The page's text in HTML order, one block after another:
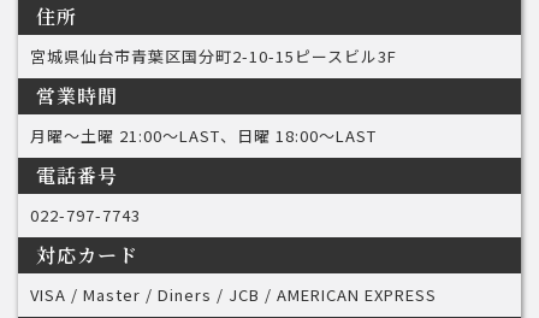
住所
宮城県仙台市青葉区国分町2-10-15ピースビル3F
営業時間
月曜〜土曜 21:00〜LAST、日曜 18:00〜LAST
電話番号
022-797-7743
対応カード
VISA / Master / Diners / JCB / AMERICAN EXPRESS